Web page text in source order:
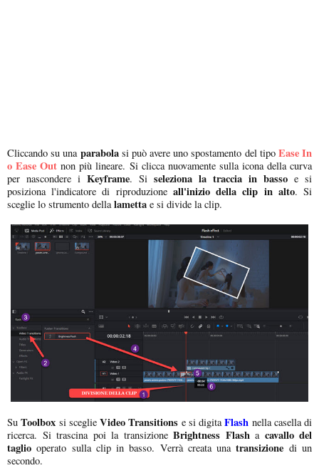
Cliccando su unaparabolasi può avere uno spostamento del tipo Ease In
o Ease Out non più lineare. Si clicca nuovamente sulla icona della curva
per nascondere i Keyframe. Si seleziona la traccia in basso e si
posiziona l'indicatore di riproduzione all'inizio della clip in alto. Si
sceglie lo strumento dellalametta e si divide la clip.
Su Toolbox si sceglie Video Transitions e si digitaFlash nella casella di
ricerca. Si trascina poi la transizione Brightness Flash a cavallo del
taglio operato sulla clip in basso. Verrà creata unatransizione di un
secondo.